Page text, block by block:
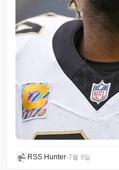
RSS Hunter•7월 9일